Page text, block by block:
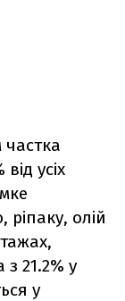
частка
усіх
олій
21.2% у
у